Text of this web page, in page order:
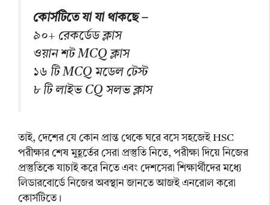
কোর্সটিতে যা যা থাকছে –
৯০+ রেকর্ডেড ক্লাস
ওয়ান শট MCQ ক্লাস
১৬ টি MCQ মডেল টেস্ট
৮ টি লাইভ CQ সলভ ক্লাস
তাই, দেশের যে কোন প্রান্ত থেকে ঘরে বসে সহজেই HSC
পরীক্ষার শেষ মুহূর্তের সেরা প্রস্তুতি নিতে, পরীক্ষা দিয়ে নিজের
প্রস্তুতিকে যাচাই করে নিতে এবং দেশসেরা শিক্ষার্থীদের মধ্যে
লিডারবোর্ডে নিজের অবস্থান জানতে আজই এনরোল করো
কোর্সটিতে।